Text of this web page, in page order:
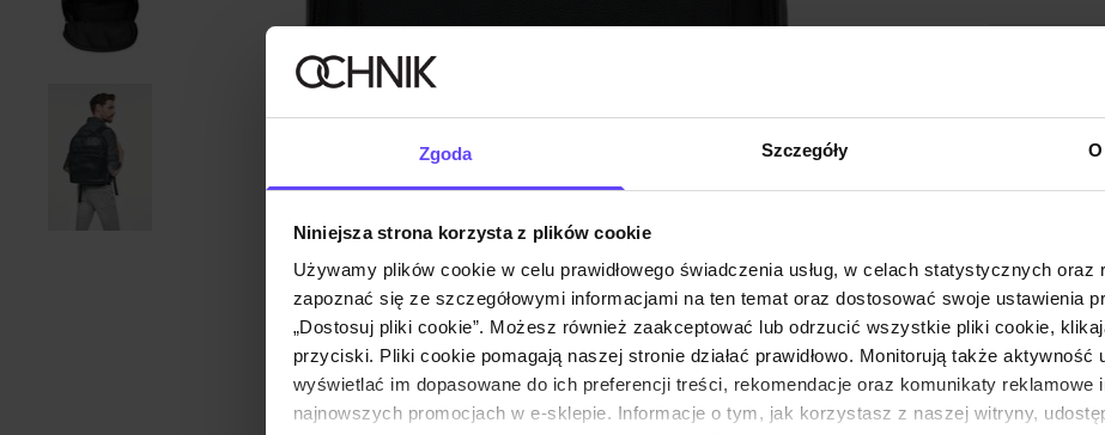
Zgoda Szczegóły
Niniejsza strona korzysta z plików cookie
Używamy plików cookie w celu prawidłowego świadczenia usług, w celach statystycznych
zapoznać się ze szczegółowymi informacjami na ten temat oraz dostosować swoje ustawienia
„Dostosuj pliki cookie”. Możesz również zaakceptować lub odrzucić wszystkie pliki cookie,
przyciski. Pliki cookie pomagają naszej stronie działać prawidłowo. Monitorują także aktywność
wyświetlać im dopasowane do ich preferencji treści, rekomendacje oraz komunikaty reklamowe
najnowszych promocjach w e-sklepie. Informacje o tym, jak korzystasz z naszej witryny,